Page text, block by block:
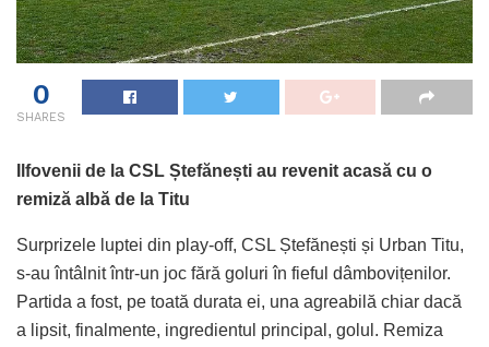
0
SHARES
Ilfovenii de la CSL Ștefănești au revenit acasă cu o
remiză albă de la Titu
Surprizele luptei din play-off, CSL Ștefănești și Urban Titu,
s-au întâlnit într-un joc fără goluri în fieful dâmbovițenilor.
Partida a fost, pe toată durata ei, una agreabilă chiar dacă
a lipsit, finalmente, ingredientul principal, golul. Remiza